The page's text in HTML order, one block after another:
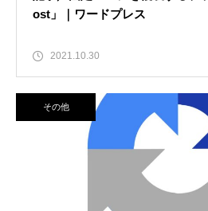
ost」｜ワードプレス
2021.10.30
その他